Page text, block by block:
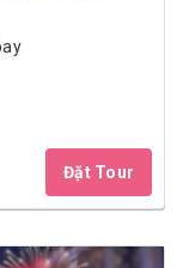
Đặt Tour